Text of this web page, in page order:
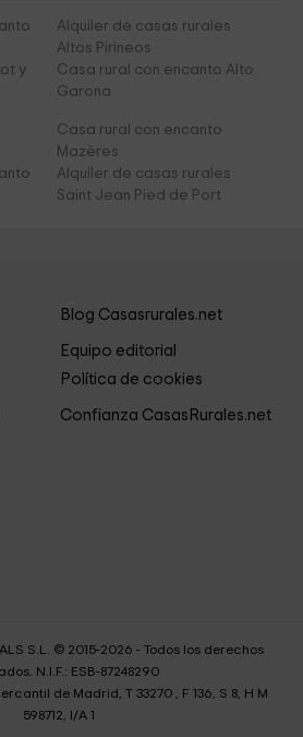
Alquiler de casas rurales
Altos Pirineos
y
Casa rural con encanto Alto
Garona
Casa rural con encanto
Mazères
Alquiler de casas rurales
Saint Jean Pied de Port
Blog Casasrurales.net
Equipo editorial
Política de cookies
Confianza CasasRurales.net
S.L. © 2015-2026 - Todos los derechos
N.I.F.: ESB-87248290
de Madrid, T 33270 , F 136, S 8, H M
598712, I/A 1